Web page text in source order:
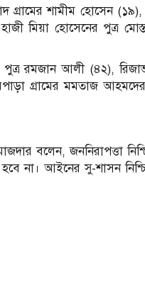
গ্রামের শামীম হোসেন
মিয়া হোসেনের পুত্র
রমজান আলী (৪২),
গ্রামের মমতাজ
বলেন, জননিরাপত্তা
না। আইনের সু-শাসন